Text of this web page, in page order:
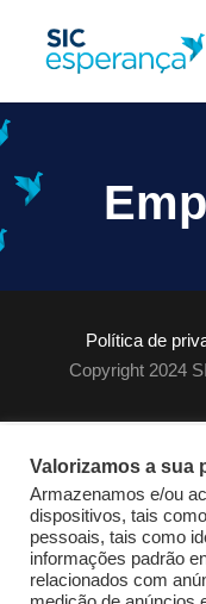
Política de
Copyright 2024
Valorizamos a sua
Armazenamos e/ou
dispositivos, tais
pessoais, tais como
informações padrão
relacionados com